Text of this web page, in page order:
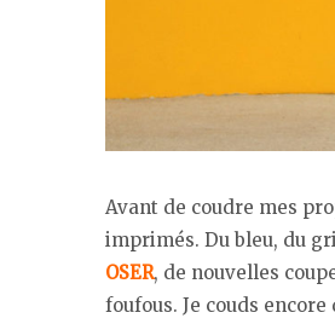
Avant de coudre mes
imprimés. Du bleu, du
OSER, de nouvelles
foufous. Je couds